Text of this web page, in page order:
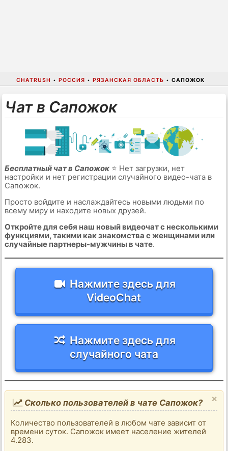
CHATRUSH • РОССИЯ • РЯЗАНСКАЯ ОБЛАСТЬ • САПОЖОК
Чат в Сапожок
Бесплатный чат в Сапожок⭐ Нет загрузки, нет
настройки и нет регистрации случайного видео-чата в
Сапожок.
Просто войдите и наслаждайтесь новыми людьми по
всему миру и находите новых друзей.
Откройте для себя наш новый видеочат с несколькими
функциями, такими как знакомства с женщинами или
случайные партнеры-мужчины в чате.
Нажмите здесь для
VideoChat
Нажмите здесь для
случайного чата
×
Сколько пользователей в чате Сапожок?
Количество пользователей в любом чате зависит от
времени суток. Сапожок имеет население жителей
4.283.